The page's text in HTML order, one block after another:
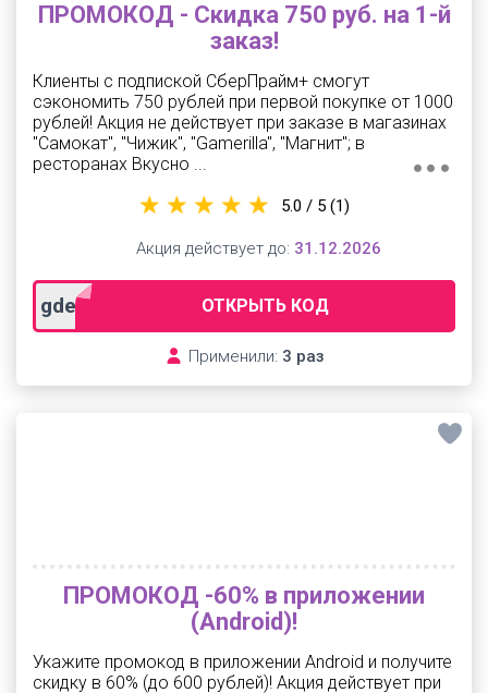
ПРОМОКОД - Скидка 750 руб. на 1-й
заказ!
Клиенты с подпиской СберПрайм+ смогут
сэкономить 750 рублей при первой покупке от 1000
рублей! Акция не действует при заказе в магазинах
"Самокат", "Чижик", "Gamerilla", "Магнит"; в
ресторанах Вкусно ...
gdeslon75prime ОТКРЫТЬ КОД
Применили: 3 раз
5.0 / 5 (1)
Акция действует до: 31.12.2026
ПРОМОКОД -60% в приложении
(Android)!
Укажите промокод в приложении Android и получите
скидку в 60% (до 600 рублей)! Акция действует при